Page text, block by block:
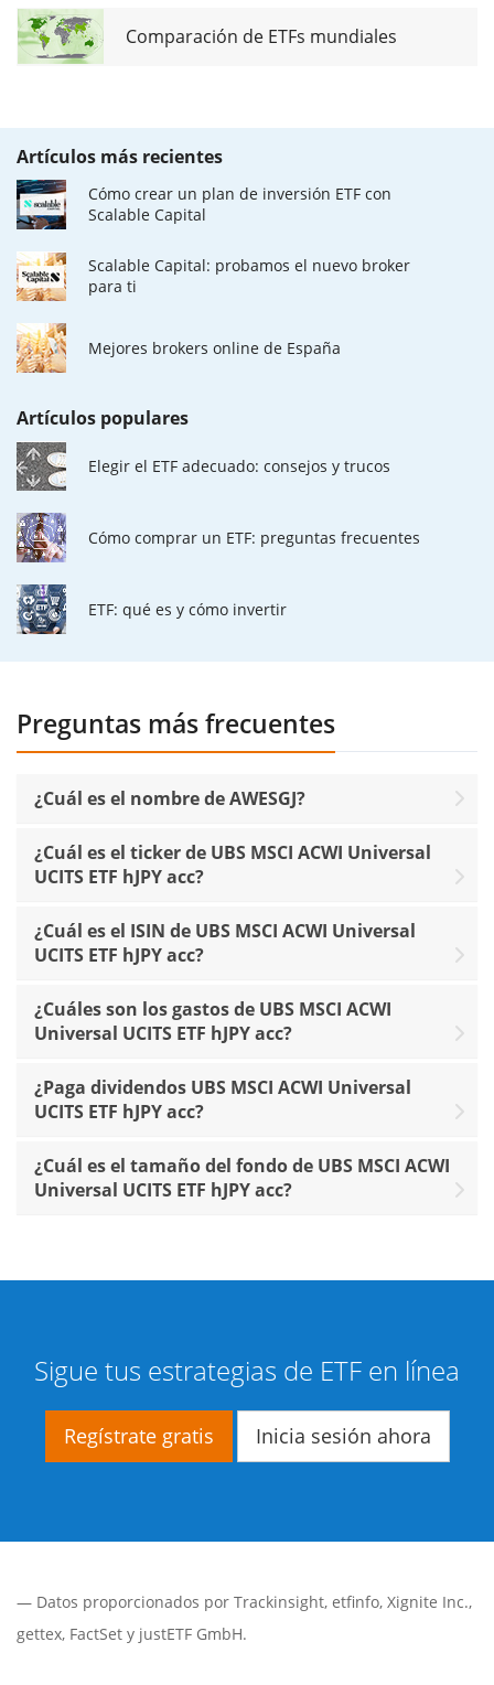
Comparación de ETFs mundiales
Artículos más recientes
Cómo crear un plan de inversión ETF con
Scalable Capital
Scalable Capital: probamos el nuevo broker
para ti
Mejores brokers online de España
Artículos populares
Elegir el ETF adecuado: consejos y trucos
Cómo comprar un ETF: preguntas frecuentes
ETF: qué es y cómo invertir
Preguntas más frecuentes
¿Cuál es el nombre de AWESGJ?
¿Cuál es el ticker de UBS MSCI ACWI Universal
UCITS ETF hJPY acc?
¿Cuál es el ISIN de UBS MSCI ACWI Universal
UCITS ETF hJPY acc?
¿Cuáles son los gastos de UBS MSCI ACWI
Universal UCITS ETF hJPY acc?
¿Paga dividendos UBS MSCI ACWI Universal
UCITS ETF hJPY acc?
¿Cuál es el tamaño del fondo de UBS MSCI ACWI
Universal UCITS ETF hJPY acc?
Sigue tus estrategias de ETF en línea
Regístrate gratis Inicia sesión ahora
— Datos proporcionados por Trackinsight, etfinfo, Xignite Inc.,
gettex, FactSet y justETF GmbH.